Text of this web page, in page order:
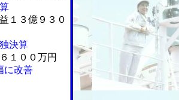
１３億９３０
決算
１００万円
に改善